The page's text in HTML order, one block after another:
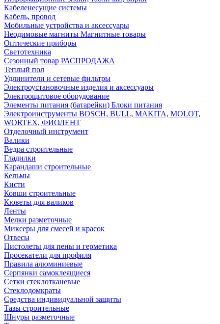
Кабеленесущие системы
Кабель, провод
Мобильные устройства и аксессуары
Неодимовые магниты Магнитные товары
Оптические приборы
Светотехника
Сезонный товар РАСПРОДАЖА
Теплый пол
Удлинители и сетевые фильтры
Электроустановочные изделия и аксессуары
Электрощитовое оборудование
Элементы питания (батарейки) Блоки питания
Электроинструменты BOSCH, BULL, MAKITA, MOLOT,
WORTEX, ФИОЛЕНТ
Отделочный инструмент
Валики
Ведра строительные
Гладилки
Карандаши строительные
Кельмы
Кисти
Ковши строительные
Кюветы для валиков
Ленты
Мелки разметочные
Миксеры для смесей и красок
Отвесы
Пистолеты для пены и герметика
Просекатели для профиля
Правила алюминиевые
Серпянки самоклеящиеся
Сетки стеклотканевые
Стеклодомкраты
Средства индивидуальной защиты
Тазы строительные
Шнуры разметочные